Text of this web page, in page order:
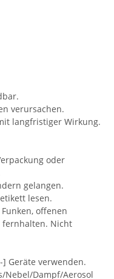
verursachen.
langfristiger Wirkung.
oder
gelangen.
lesen.
offenen
fernhalten. Nicht
Geräte verwenden.
Nebel/Dampf/Aerosol